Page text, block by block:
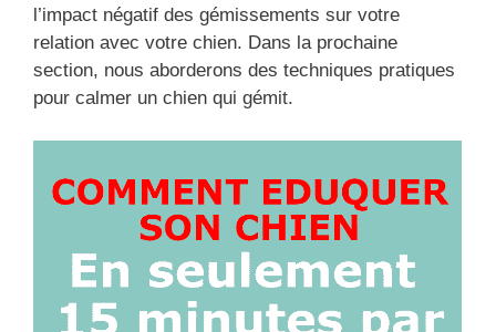
l’impact négatif des gémissements sur votre
relation avec votre chien. Dans la prochaine
section, nous aborderons des techniques pratiques
pour calmer un chien qui gémit.